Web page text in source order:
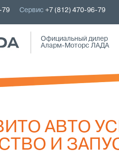
79 Сервис +7 (812) 470-96-79
Официальный дилер
Аларм-Моторс ЛАДА
АВТО
И